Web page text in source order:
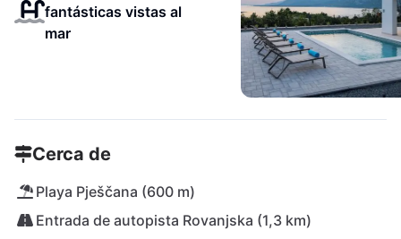
fantásticas vistas al
mar
Cerca de
Playa Pješčana (600 m)
Entrada de autopista Rovanjska (1,3 km)